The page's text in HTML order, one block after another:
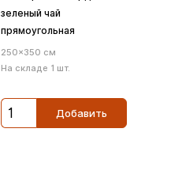
зеленый чай
прямоугольная
250×350 см
На складе 1 шт.
Добавить